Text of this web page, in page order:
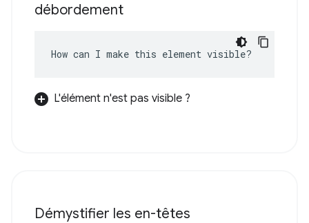
débordement
How can I make this element visible?
L'élément n'est pas visible ?
Démystifier les en-têtes